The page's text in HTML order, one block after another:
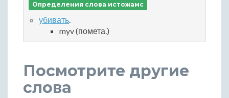
Определения слова истожамс
убивать.
myv (помета.)
Посмотрите другие
слова